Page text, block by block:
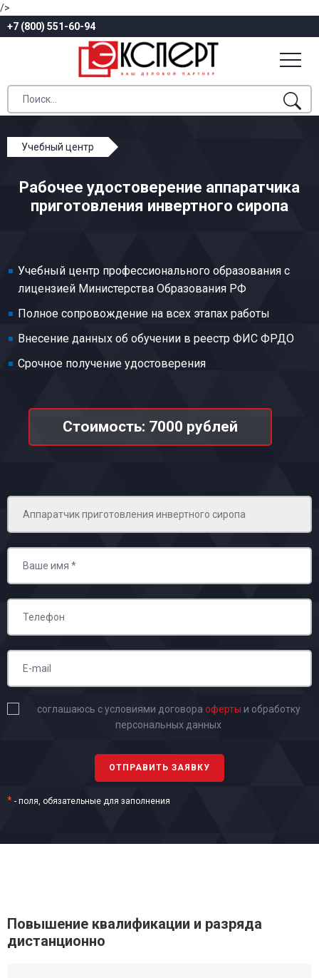
/>
+7 (800) 551-60-94
Учебный центр
Кондитерское производство
Аппаратчик приготовления инвертного сиропа
Рабочее удостоверение аппаратчика
приготовления инвертного сиропа
Учебный центр профессионального образования с
лицензией Министерства Образования РФ
Полное сопровождение на всех этапах работы
Внесение данных об обучении в реестр ФИС ФРДО
Срочное получение удостоверения
Стоимость: 7000 рублей
соглашаюсь с условиями договора оферты и обработку
персональных данных
* - поля, обязательные для заполнения
Повышение квалификации и разряда
дистанционно